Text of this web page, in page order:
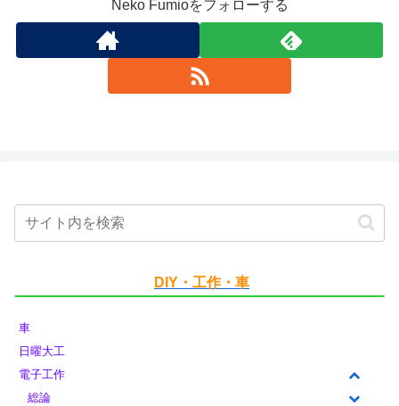
Neko Fumioをフォローする
DIY・工作・車
車
日曜大工
電子工作
総論